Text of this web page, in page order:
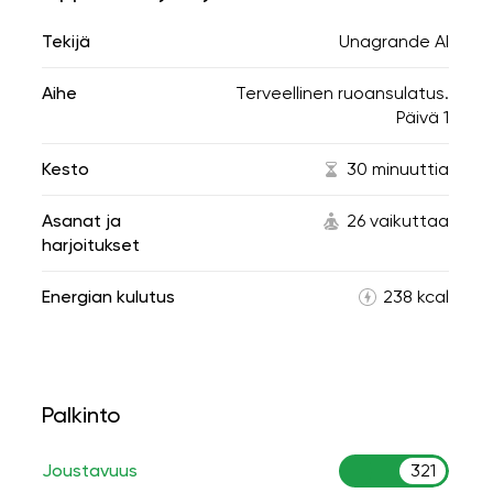
Tekijä Unagrande AI
Aihe
Terveellinen ruoansulatus.
Päivä 1
Kesto 30 minuuttia
Asanat ja
harjoitukset
26 vaikuttaa
Energian kulutus 238 kcal
Palkinto
Joustavuus 321